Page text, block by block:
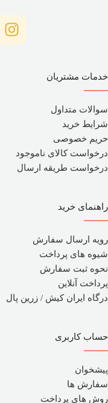
خدمات مشتریان
سوالات متداول
شرایط خرید
حریم خصوصی
درخواست کالای ناموجود
درخواست طریقه ارسال
راهنمای خرید
رویه ارسال سفارش
شیوه های پرداخت
نحوه ثبت سفارش
پرداخت آنلاین
درگاه ایران کیش / زرین پال
حساب کاربری
پیشخوان
سفارش ها
روش های پرداخت